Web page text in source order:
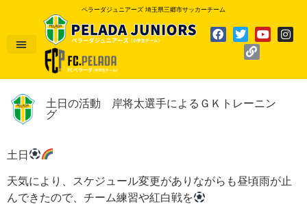
ペラーダジュニアーズ 埼玉県三郷市サッカーチーム
土日の活動 岸将太選手によるＧＫトレーニン
グ
土日
天気により、スケジュール変更がありながらも昼頃雨が止
んできたので、チーム練習や紅白戦を